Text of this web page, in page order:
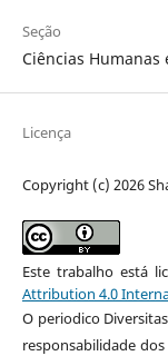
Seção
Ciências Humanas
Licença
Copyright (c) 2026
Este trabalho está
Attribution 4.0
O periodico
responsabilidade